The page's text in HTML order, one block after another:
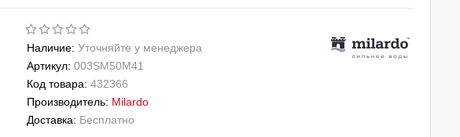
Наличие: Уточняйте у менеджера
Артикул: 003SM50M41
Код товара: 432366
Производитель: Milardo
Доставка: Бесплатно